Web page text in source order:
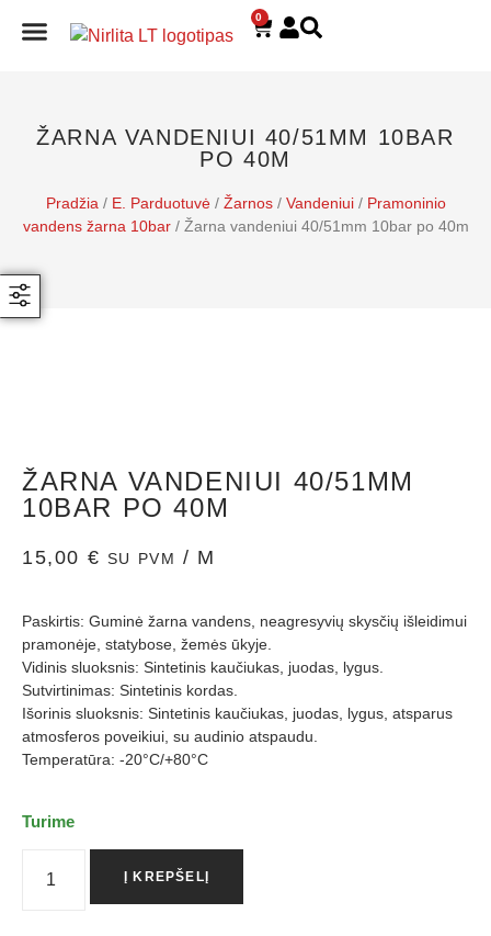
0
ŽARNA VANDENIUI 40/51MM 10BAR
PO 40M
Pradžia / E. Parduotuvė/ Žarnos/ Vandeniui/ Pramoninio
vandens žarna 10bar/ Žarna vandeniui 40/51mm 10bar po 40m
ŽARNA VANDENIUI 40/51MM
10BAR PO 40M
15,00 € SU PVM / M
Paskirtis: Guminė žarna vandens, neagresyvių skysčių išleidimui
pramonėje, statybose, žemės ūkyje.
Vidinis sluoksnis: Sintetinis kaučiukas, juodas, lygus.
Sutvirtinimas: Sintetinis kordas.
Išorinis sluoksnis: Sintetinis kaučiukas, juodas, lygus, atsparus
atmosferos poveikiui, su audinio atspaudu.
Temperatūra: -20°C/+80°C
Turime
Į KREPŠELĮ